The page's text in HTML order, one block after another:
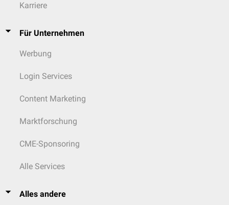
Karriere
Für Unternehmen
Werbung
Login Services
Content Marketing
Marktforschung
CME-Sponsoring
Alle Services
Alles andere